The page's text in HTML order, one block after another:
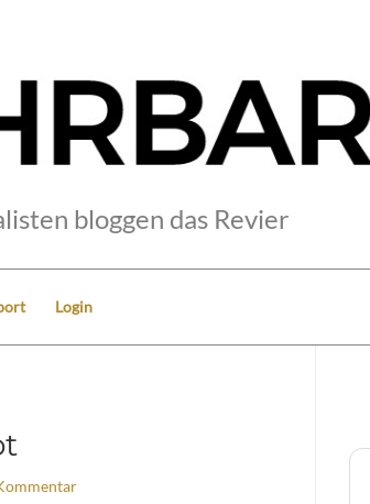
bloggen das Revier
Login